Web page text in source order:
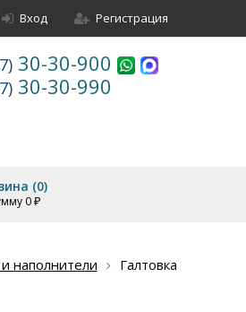
Вход Регистрация
30-30-900
30-30-990
(0)
0 ₽
наполнители
Галтовка